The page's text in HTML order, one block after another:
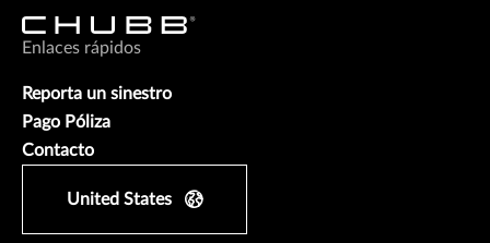
Enlaces rápidos
Reporta un sinestro
Pago Póliza
Contacto
United States